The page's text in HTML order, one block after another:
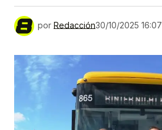
por Redacción30/10/2025 16:07